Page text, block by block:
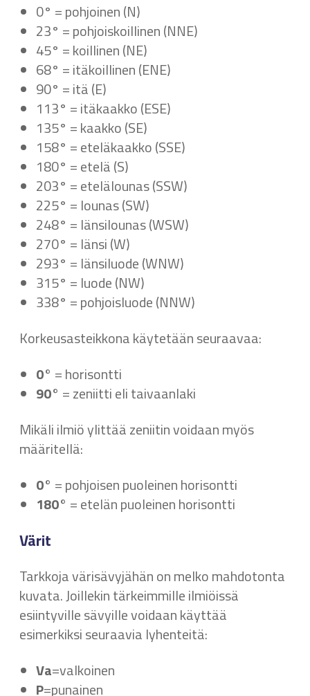
0° = pohjoinen (N)
23° = pohjoiskoillinen (NNE)
45° = koillinen (NE)
68° = itäkoillinen (ENE)
90° = itä (E)
113° = itäkaakko (ESE)
135° = kaakko (SE)
158° = eteläkaakko (SSE)
180° = etelä (S)
203° = etelälounas (SSW)
225° = lounas (SW)
248° = länsilounas (WSW)
270° = länsi (W)
293° = länsiluode (WNW)
315° = luode (NW)
338° = pohjoisluode (NNW)
Korkeusasteikkona käytetään seuraavaa:
0° = horisontti
90° = zeniitti eli taivaanlaki
Mikäli ilmiö ylittää zeniitin voidaan myös
määritellä:
0° = pohjoisen puoleinen horisontti
180° = etelän puoleinen horisontti
Värit
Tarkkoja värisävyjähän on melko mahdotonta
kuvata. Joillekin tärkeimmille ilmiöissä
esiintyville sävyille voidaan käyttää
esimerkiksi seuraavia lyhenteitä:
Va=valkoinen
P=punainen